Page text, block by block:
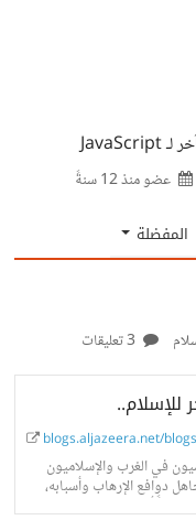
عضو منذ12 سنةً
المفضلة
للإسلام..
في الغرب والإسلاميون
دوافع الإرهاب وأسبابه،
تماماً أن مخلفات استعماره